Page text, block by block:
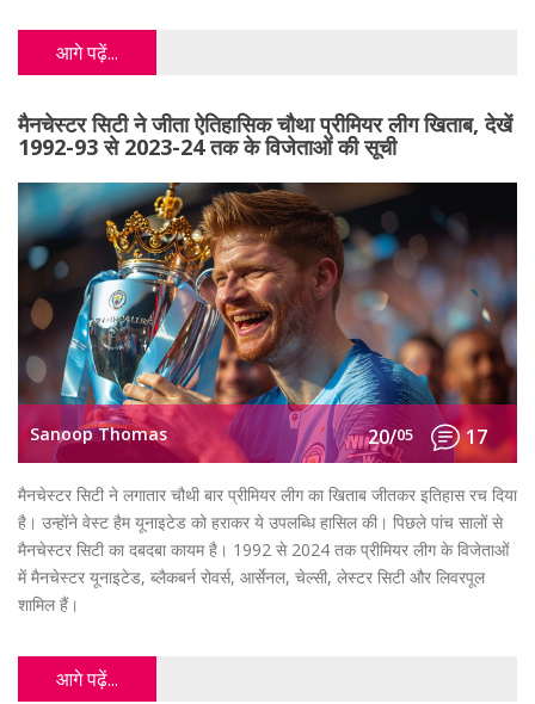
आगे पढ़ें...
मैनचेस्टर सिटी ने जीता ऐतिहासिक चौथा प्रीमियर लीग खिताब, देखें
1992-93 से 2023-24 तक के विजेताओं की सूची
Sanoop Thomas 20/05 17
मैनचेस्टर सिटी ने लगातार चौथी बार प्रीमियर लीग का खिताब जीतकर इतिहास रच दिया
है। उन्होंने वेस्ट हैम यूनाइटेड को हराकर ये उपलब्धि हासिल की। पिछले पांच सालों से
मैनचेस्टर सिटी का दबदबा कायम है। 1992 से 2024 तक प्रीमियर लीग के विजेताओं
में मैनचेस्टर यूनाइटेड, ब्लैकबर्न रोवर्स, आर्सेनल, चेल्सी, लेस्टर सिटी और लिवरपूल
शामिल हैं।
आगे पढ़ें...